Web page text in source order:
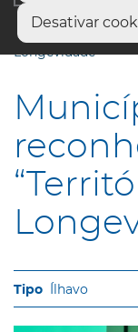
Desativar
Início
Município de
Longevidade”
Ílhavo